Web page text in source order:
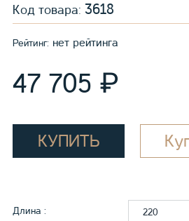
Код товара: 3618
Рейтинг: нет рейтинга
47 705 ₽
КУПИТЬ
Длина : 220